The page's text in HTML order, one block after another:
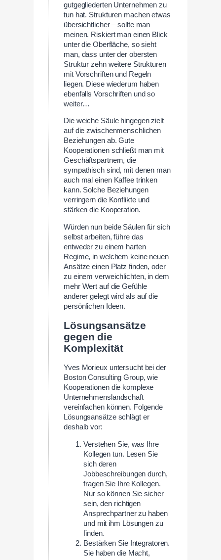
gutgegliederten Unternehmen zu
tun hat. Strukturen machen etwas
übersichtlicher – sollte man
meinen. Riskiert man einen Blick
unter die Oberfläche, so sieht
man, dass unter der obersten
Struktur zehn weitere Strukturen
mit Vorschriften und Regeln
liegen. Diese wiederum haben
ebenfalls Vorschriften und so
weiter…
Die weiche Säule hingegen zielt
auf die zwischenmenschlichen
Beziehungen ab. Gute
Kooperationen schließt man mit
Geschäftspartnern, die
sympathisch sind, mit denen man
auch mal einen Kaffee trinken
kann. Solche Beziehungen
verringern die Konflikte und
stärken die Kooperation.
Würden nun beide Säulen für sich
selbst arbeiten, führe das
entweder zu einem harten
Regime, in welchem keine neuen
Ansätze einen Platz finden, oder
zu einem verweichlichten, in dem
mehr Wert auf die Gefühle
anderer gelegt wird als auf die
persönlichen Ideen.
Lösungsansätze
gegen die
Komplexität
Yves Morieux untersucht bei der
Boston Consulting Group, wie
Kooperationen die komplexe
Unternehmenslandschaft
vereinfachen können. Folgende
Lösungsansätze schlägt er
deshalb vor:
Verstehen Sie, was Ihre
Kollegen tun. Lesen Sie
sich deren
Jobbeschreibungen durch,
fragen Sie Ihre Kollegen.
Nur so können Sie sicher
sein, den richtigen
Ansprechpartner zu haben
und mit ihm Lösungen zu
finden.
Bestärken Sie Integratoren.
Sie haben die Macht,